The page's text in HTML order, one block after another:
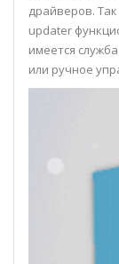
драйверов.
updater
имеется
или ручное